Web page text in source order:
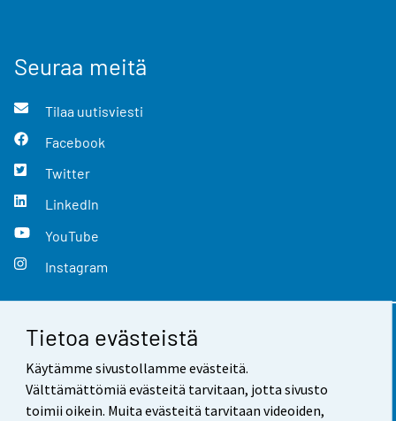
Tietoa evästeistä
Käytämme sivustollamme evästeitä.
Välttämättömiä evästeitä tarvitaan, jotta sivusto
toimii oikein. Muita evästeitä tarvitaan videoiden,
Seuraa meitä
Tilaa uutisviesti
Facebook
Twitter
LinkedIn
YouTube
Instagram
Yhteystiedot
Palaute
Käyttöehdot